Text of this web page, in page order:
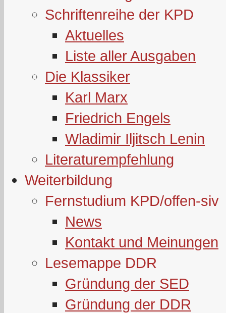
Schriftenreihe der KPD
Aktuelles
Liste aller Ausgaben
Die Klassiker
Karl Marx
Friedrich Engels
Wladimir Iljitsch Lenin
Literaturempfehlung
Weiterbildung
Fernstudium KPD/offen-siv
News
Kontakt und Meinungen
Lesemappe DDR
Gründung der SED
Gründung der DDR